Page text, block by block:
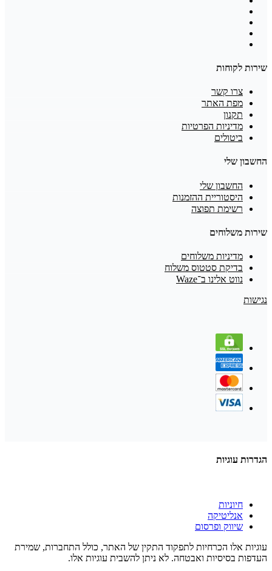
שירות לקוחות
צרו קשר
מפת האתר
תקנון
מדיניות הפרטיות
ביטולים
החשבון שלי
החשבון שלי
היסטוריית ההזמנות
רשימת תפוצה
שירות משלוחים
מדיניות משלוחים
בדיקת סטטוס משלוח
נווט אלינו ב־Waze
נגישות
הגדרות עוגיות
חיוניות
אנליטיקה
שיווק ופרסום
עוגיות אלו הכרחיות לתפקוד התקין של האתר, כולל התחברות, שמירת
העדפות בסיסיות ואבטחה. לא ניתן להשבית עוגיות אלו.